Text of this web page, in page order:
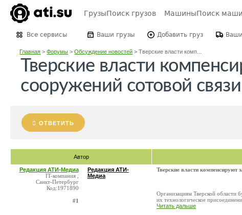
ГрузыПоиск грузов МашиныПоиск
Все сервисы Ваши грузы Добавить груз
Главная >Форумы >Обсуждение новостей >Тверские власти комп...
Тверские власти
сооружений сотовой
ОТВЕТИТЬ
Автор
Редакция АТИ-Медиа
IT-компания ,
Санкт-Петербург
Код:1971890
#1
Редакция АТИ-
Медиа
Тверские власти компенсируют
Организациям Тверской области
их технологическое
Читать дальше